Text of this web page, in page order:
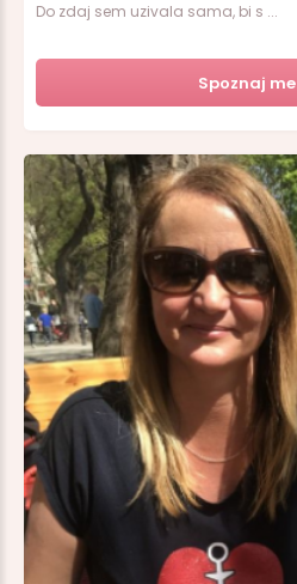
Do zdaj sem uzivala sama, bi s ...
Spoznaj me